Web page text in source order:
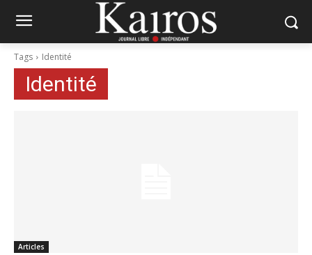
Tags Identité
Identité
Articles